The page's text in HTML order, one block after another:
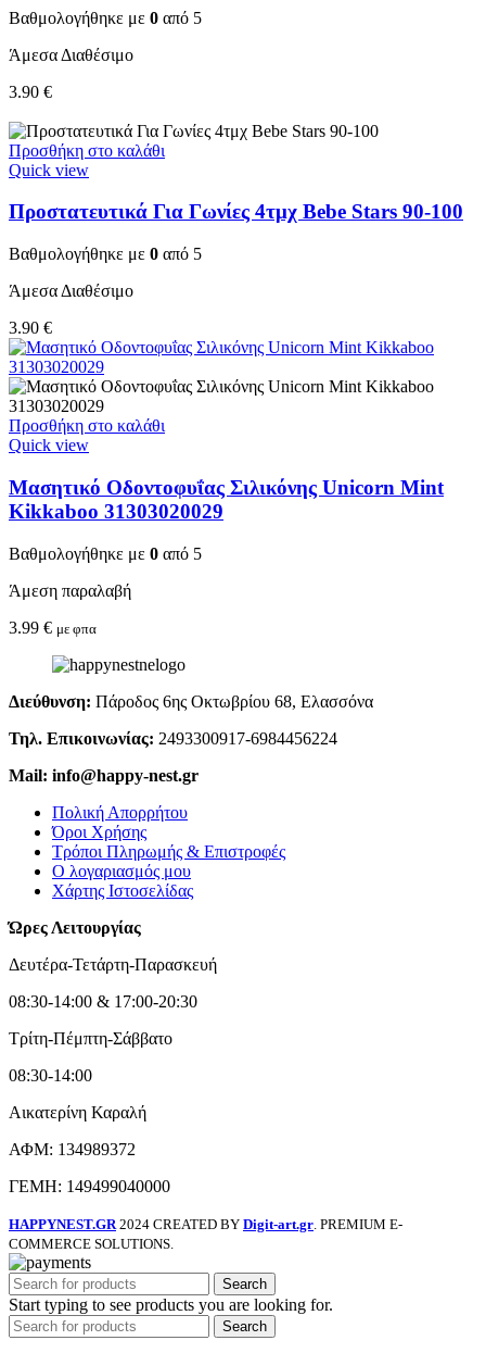
Βαθμολογήθηκε με 0 από 5
Άμεσα Διαθέσιμο
3.90 €
Προσθήκη στο καλάθι
Quick view
Προστατευτικά Για Γωνίες 4τμχ Bebe Stars 90-100
Βαθμολογήθηκε με 0 από 5
Άμεσα Διαθέσιμο
3.90 €
Προσθήκη στο καλάθι
Quick view
Μασητικό Οδοντοφυΐας Σιλικόνης Unicorn Mint
Kikkaboo 31303020029
Βαθμολογήθηκε με 0 από 5
Άμεση παραλαβή
3.99 € με φπα
Διεύθυνση: Πάροδος 6ης Οκτωβρίου 68, Ελασσόνα
Τηλ. Επικοινωνίας: 2493300917-6984456224
Mail: info@happy-nest.gr
Πολική Απορρήτου
Όροι Χρήσης
Τρόποι Πληρωμής & Επιστροφές
Ο λογαριασμός μου
Χάρτης Ιστοσελίδας
Ώρες Λειτουργίας
Δευτέρα-Τετάρτη-Παρασκευή
08:30-14:00 & 17:00-20:30
Τρίτη-Πέμπτη-Σάββατο
08:30-14:00
Αικατερίνη Καραλή
ΑΦΜ: 134989372
ΓΕΜΗ: 149499040000
HAPPYNEST.GR 2024 CREATED BY Digit-art.gr . PREMIUM E-
COMMERCE SOLUTIONS.
Search
Start typing to see products you are looking for.
Search